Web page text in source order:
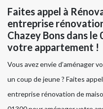
Faites appel à
entreprise
Chazey Bons dans
votre appartement !
Vous avez envie d’aménager
un coup de jeune ? Faites
entreprise rénovation de